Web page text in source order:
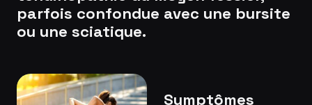
parfois confondue avec une bursite
ou une sciatique.
Symptômes